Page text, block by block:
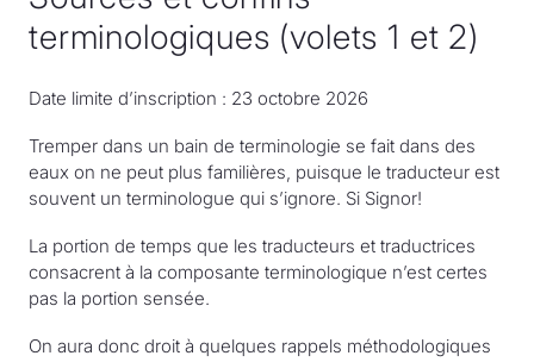
terminologiques (volets 1 et 2)
Date limite d’inscription : 23 octobre 2026
Tremper dans un bain de terminologie se fait dans des
eaux on ne peut plus familières, puisque le traducteur est
souvent un terminologue qui s’ignore. Si Signor!
La portion de temps que les traducteurs et traductrices
consacrent à la composante terminologique n’est certes
pas la portion sensée.
On aura donc droit à quelques rappels méthodologiques